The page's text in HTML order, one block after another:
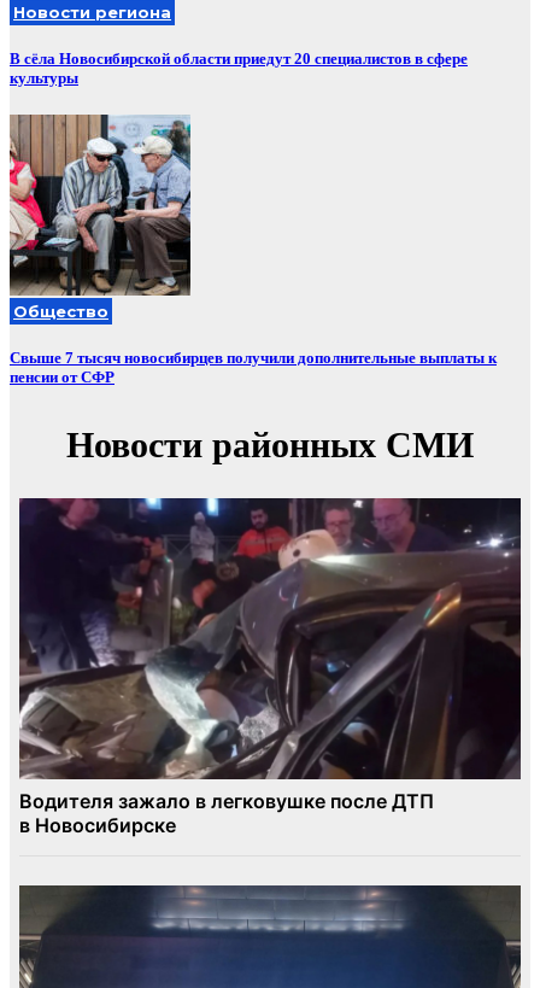
Новости региона
В сёла Новосибирской области приедут 20 специалистов в сфере
культуры
Общество
Свыше 7 тысяч новосибирцев получили дополнительные выплаты к
пенсии от СФР